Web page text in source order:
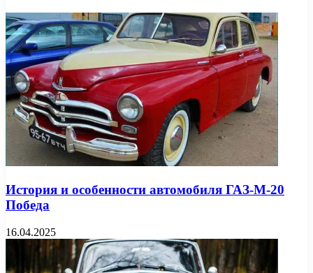
История и особенности автомобиля ГАЗ-М-20
Победа
16.04.2025